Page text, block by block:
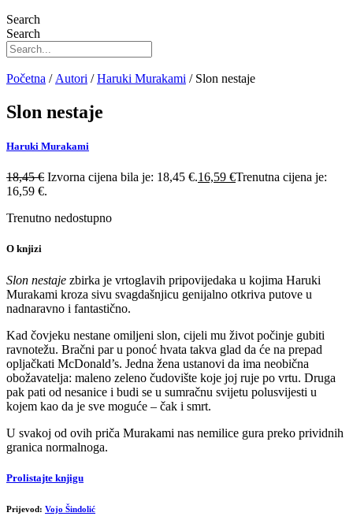
Search
Search
Početna / Autori /Haruki Murakami / Slon nestaje
Slon nestaje
Haruki Murakami
18,45€ Izvorna cijena bila je: 18,45 €.16,59 €Trenutna cijena je:
16,59 €.
Trenutno nedostupno
O knjizi
Slon nestaje zbirka je vrtoglavih pripovijedaka u kojima Haruki
Murakami kroza sivu svagdašnjicu genijalno otkriva putove u
nadnaravno i fantastično.
Kad čovjeku nestane omiljeni slon, cijeli mu život počinje gubiti
ravnotežu. Bračni par u ponoć hvata takva glad da će na prepad
opljačkati McDonald’s. Jedna žena ustanovi da ima neobična
obožavatelja: maleno zeleno čudovište koje joj ruje po vrtu. Druga
pak pati od nesanice i budi se u sumračnu svijetu polusvijesti u
kojem kao da je sve moguće – čak i smrt.
U svakoj od ovih priča Murakami nas nemilice gura preko prividnih
granica normalnoga.
Prolistajte knjigu
Prijevod: Vojo Šindolić